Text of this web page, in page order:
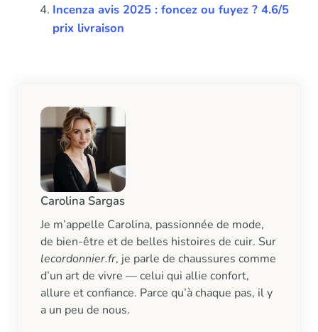
Incenza avis 2025 : foncez ou fuyez ? 4.6/5
prix livraison
Carolina Sargas
Je m’appelle Carolina, passionnée de mode,
de bien-être et de belles histoires de cuir. Sur
lecordonnier.fr, je parle de chaussures comme
d’un art de vivre — celui qui allie confort,
allure et confiance. Parce qu’à chaque pas, il y
a un peu de nous.